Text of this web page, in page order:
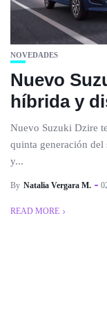
NOVEDADES
Nuevo
híbrida y
Nuevo Suzuki Dzire
quinta generación del
y...
By Natalia Vergara M.
READ MORE